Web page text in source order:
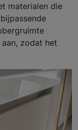
materialen die
zodat het